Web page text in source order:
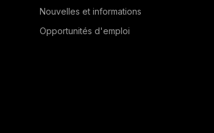
Nouvelles et informations
Opportunités d'emploi